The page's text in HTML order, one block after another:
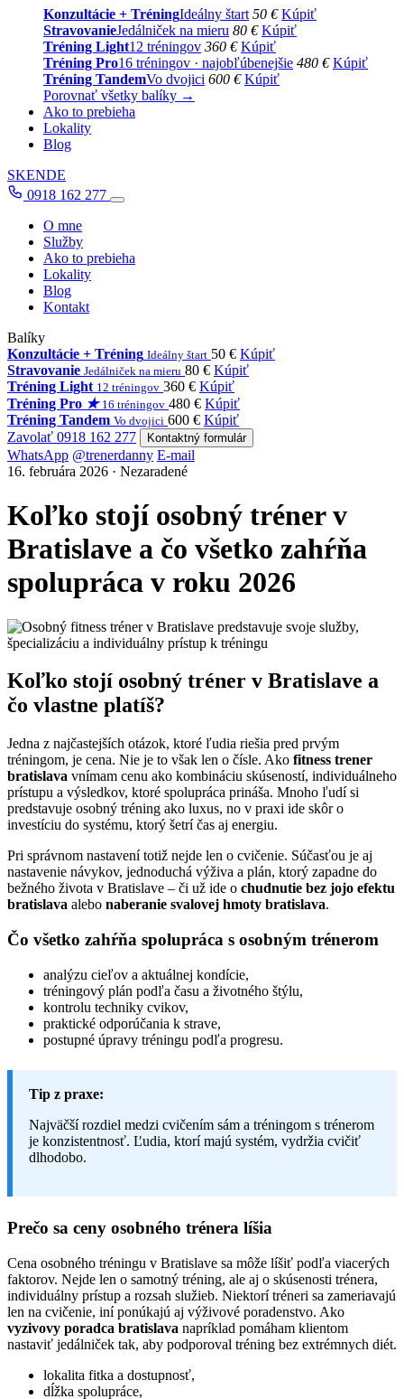
Konzultácie + TréningIdeálny štart 50 € Kúpiť
StravovanieJedálniček na mieru 80 € Kúpiť
Tréning Light12 tréningov 360 € Kúpiť
Tréning Pro16 tréningov · najobľúbenejšie 480 € Kúpiť
Tréning TandemVo dvojici 600 € Kúpiť
Porovnať všetky balíky →
Ako to prebieha
Lokality
Blog
SKENDE
0918 162 277
O mne
Služby
Ako to prebieha
Lokality
Blog
Kontakt
Balíky
Konzultácie + Tréning Ideálny štart 50 € Kúpiť
Stravovanie Jedálniček na mieru 80 € Kúpiť
Tréning Light 12 tréningov 360 € Kúpiť
Tréning Pro ★ 16 tréningov 480 € Kúpiť
Tréning Tandem Vo dvojici 600 € Kúpiť
Zavolať 0918 162 277
Kontaktný formulár
WhatsApp @trenerdanny E-mail
16. februára 2026 · Nezaradené
Koľko stojí osobný tréner v
Bratislave a čo všetko zahŕňa
spolupráca v roku 2026
Koľko stojí osobný tréner v Bratislave a
čo vlastne platíš?
Jedna z najčastejších otázok, ktoré ľudia riešia pred prvým
tréningom, je cena. Nie je to však len o čísle. Ako fitness trener
bratislava vnímam cenu ako kombináciu skúseností, individuálneho
prístupu a výsledkov, ktoré spolupráca prináša. Mnoho ľudí si
predstavuje osobný tréning ako luxus, no v praxi ide skôr o
investíciu do systému, ktorý šetrí čas aj energiu.
Pri správnom nastavení totiž nejde len o cvičenie. Súčasťou je aj
nastavenie návykov, jednoduchá výživa a plán, ktorý zapadne do
bežného života v Bratislave – či už ide o chudnutie bez jojo efektu
bratislava alebo naberanie svalovej hmoty bratislava.
Čo všetko zahŕňa spolupráca s osobným trénerom
analýzu cieľov a aktuálnej kondície,
tréningový plán podľa času a životného štýlu,
kontrolu techniky cvikov,
praktické odporúčania k strave,
postupné úpravy tréningu podľa progresu.
Tip z praxe:
Najväčší rozdiel medzi cvičením sám a tréningom s trénerom
je konzistentnosť. Ľudia, ktorí majú systém, vydržia cvičiť
dlhodobo.
Prečo sa ceny osobného trénera líšia
Cena osobného tréningu v Bratislave sa môže líšiť podľa viacerých
faktorov. Nejde len o samotný tréning, ale aj o skúsenosti trénera,
individuálny prístup a rozsah služieb. Niektorí tréneri sa zameriavajú
len na cvičenie, iní ponúkajú aj výživové poradenstvo. Ako
vyzivovy poradca bratislava napríklad pomáham klientom
nastaviť jedálniček tak, aby podporoval tréning bez extrémnych diét.
lokalita fitka a dostupnosť,
dĺžka spolupráce,